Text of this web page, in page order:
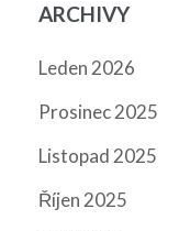
ARCHIVY
Leden 2026
Prosinec 2025
Listopad 2025
Říjen 2025